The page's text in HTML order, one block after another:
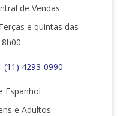
de Vendas.
e quintas das
(11) 4293-0990
Espanhol
e Adultos